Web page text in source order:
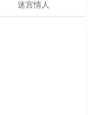
迷宫情人